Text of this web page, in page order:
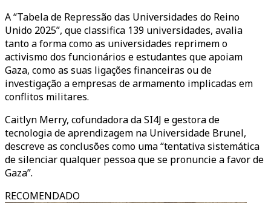
A “Tabela de Repressão das Universidades do Reino
Unido 2025”, que classifica 139 universidades, avalia
tanto a forma como as universidades reprimem o
activismo dos funcionários e estudantes que apoiam
Gaza, como as suas ligações financeiras ou de
investigação a empresas de armamento implicadas em
conflitos militares.
Caitlyn Merry, cofundadora da SI4J e gestora de
tecnologia de aprendizagem na Universidade Brunel,
descreve as conclusões como uma “tentativa sistemática
de silenciar qualquer pessoa que se pronuncie a favor de
Gaza”.
RECOMENDADO